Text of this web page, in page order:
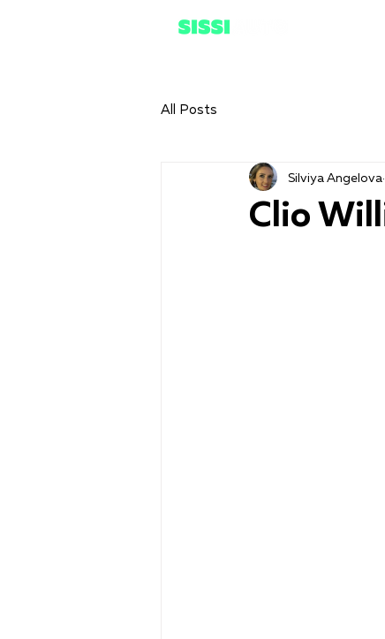
All Posts
Clio
Silviya Angelova